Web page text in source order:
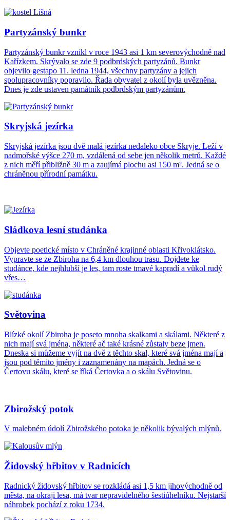
Partyzánský bunkr
Partyzánský bunkr vznikl v roce 1943 asi 1 km severovýchodně nad
Kařízkem. Skrývalo se zde 9 podbrdských partyzánů. Bunkr
objevilo gestapo 11. ledna 1944, všechny partyzány a jejich
spolupracovníky popravilo. Řada obyvatel z okolí byla uvězněna.
Dnes je zde ustaven památník podbrdským partyzánům.
Skryjská jezírka
Skryjská jezírka jsou dvě malá jezírka nedaleko obce Skryje. Leží v
nadmořské výšce 270 m, vzdálená od sebe jen několik metrů. Každé
z nich měří přibližně 30 m a zaujímá plochu asi 150 m². Jedná se o
chráněnou přírodní památku.
Sládkova lesní studánka
Objevte poetické místo v Chráněné krajinné oblasti Křivoklátsko.
Vypravte se ze Zbiroha na 6,4 km dlouhou trasu. Dojdete ke
studánce, kde nejhlubší je les, tam roste tmavé kapradí a vůkol rudý
vřes…
Světovina
Blízké okolí Zbiroha je poseto mnoha skalkami a skálami. Některé z
nich mají svá jména, některé ač také krásné zůstaly beze jmen.
Dneska si můžeme vyjít na dvě z těchto skal, které svá jména mají a
jsou pod těmito jmény i zaznamenány na mapách. Jedná se o
Čertovu skálu, které se říká Čertovka a o skálu Světovinu.
Zbirožský potok
V malebném údolí Zbirožského potoka je několik bývalých mlýnů.
Židovský hřbitov v Radnicích
Radnický židovský hřbitov se rozkládá asi 1,5 km jihovýchodně od
města, na okraji lesa, má tvar nepravidelného šestiúhelníku. Nejstarší
náhrobek pochází z roku 1734.